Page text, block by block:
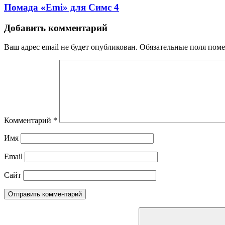
Помада «Emi» для Симс 4
Добавить комментарий
Ваш адрес email не будет опубликован. Обязательные поля
Комментарий *
Имя
Email
Сайт